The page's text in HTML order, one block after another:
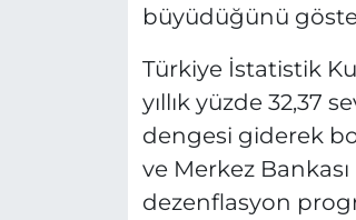
büyüdüğünü
Türkiye İstatistik
yıllık yüzde 32,37
dengesi giderek
ve Merkez
dezenflasyon